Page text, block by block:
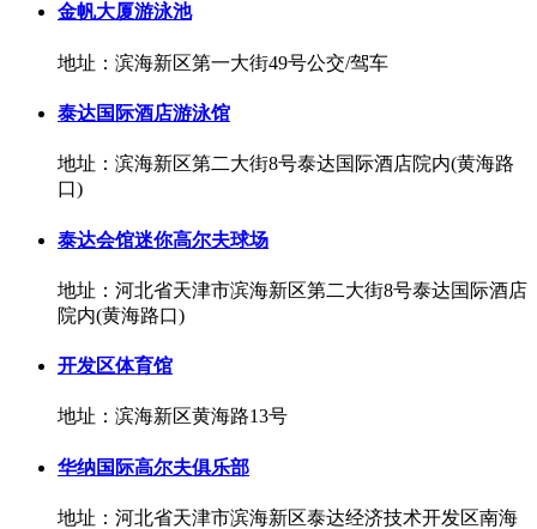
金帆大厦游泳池
地址：滨海新区第一大街49号公交/驾车
泰达国际酒店游泳馆
地址：滨海新区第二大街8号泰达国际酒店院内(黄海路
口)
泰达会馆迷你高尔夫球场
地址：河北省天津市滨海新区第二大街8号泰达国际酒店
院内(黄海路口)
开发区体育馆
地址：滨海新区黄海路13号
华纳国际高尔夫俱乐部
地址：河北省天津市滨海新区泰达经济技术开发区南海